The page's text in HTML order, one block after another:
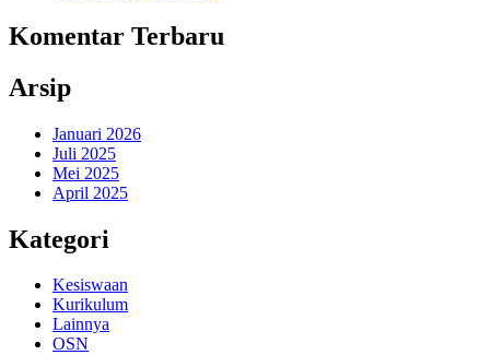
Komentar Terbaru
Arsip
Januari 2026
Juli 2025
Mei 2025
April 2025
Kategori
Kesiswaan
Kurikulum
Lainnya
OSN